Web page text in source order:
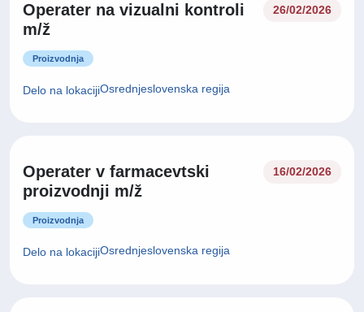
Operater na vizualni kontroli
m/ž
26/02/2026
Proizvodnja
Delo na lokacijiOsrednjeslovenska regija
Operater v farmacevtski
proizvodnji m/ž
16/02/2026
Proizvodnja
Delo na lokacijiOsrednjeslovenska regija